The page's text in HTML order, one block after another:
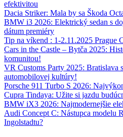
efektivitou
Dacia Striker: Mala by sa Škoda
BMW i3 2026: Elektrický sedan s
dátum premiéry
Tip na víkend : 1-2.11.2025 Prague
Cars in the Castle – Bytča 2025:
komunitou!
VR Customs Party 2025: Bratislava
automobilovej kultúry!
Porsche 911 Turbo S 2026:
Cupra Tindaya: Užite si jazdu
BMW iX3 2026: Najmodernejšie
Audi Concept C: Nástupca modelu
Ingolstadtu?